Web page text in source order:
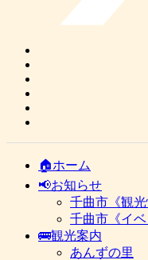
🏠ホーム
📢お知らせ
千曲市《観光
千曲市《イベ
🚌観光案内
あんずの里